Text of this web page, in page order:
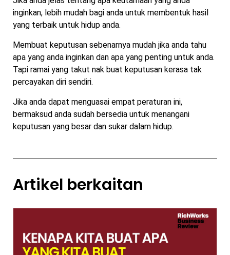
inginkan, lebih mudah bagi anda untuk membentuk hasil
yang terbaik untuk hidup anda.
Membuat keputusan sebenarnya mudah jika anda tahu
apa yang anda inginkan dan apa yang penting untuk anda.
Tapi ramai yang takut nak buat keputusan kerasa tak
percayakan diri sendiri.
Jika anda dapat menguasai empat peraturan ini,
bermaksud anda sudah bersedia untuk menangani
keputusan yang besar dan sukar dalam hidup.
Artikel berkaitan